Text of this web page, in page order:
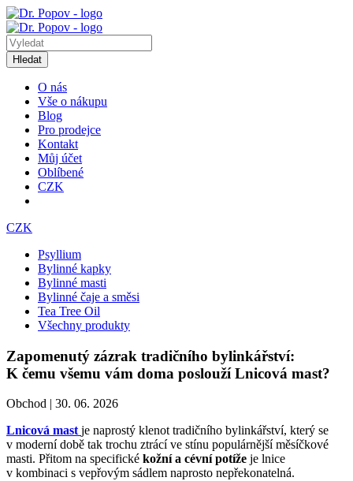
Hledat
O nás
Vše o nákupu
Blog
Pro prodejce
Kontakt
Můj účet
Oblíbené
CZK
CZK
Psyllium
Bylinné kapky
Bylinné masti
Bylinné čaje a směsi
Tea Tree Oil
Všechny produkty
Zapomenutý zázrak tradičního bylinkářství:
K čemu všemu vám doma poslouží Lnicová mast?
Obchod | 30. 06. 2026
Lnicová mast je naprostý klenot tradičního bylinkářství, který se
v moderní době tak trochu ztrácí ve stínu populárnější měsíčkové
masti. Přitom na specifické kožní a cévní potíže je lnice
v kombinaci s vepřovým sádlem naprosto nepřekonatelná.